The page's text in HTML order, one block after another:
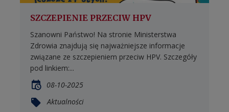
SZCZEPIENIE PRZECIW HPV
Szanowni Państwo! Na stronie Ministerstwa
Zdrowia znajdują się najważniejsze informacje
związane ze szczepieniem przeciw HPV. Szczegóły
pod linkiem:...
08-10-2025
Aktualności